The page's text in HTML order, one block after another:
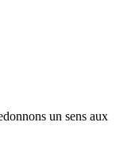
un sens aux